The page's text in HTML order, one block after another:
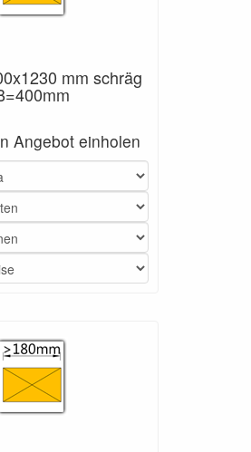
mm schräg
Angebot einholen